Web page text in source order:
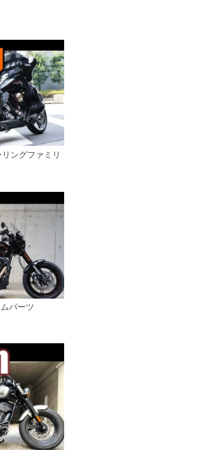
ングファミリ
パーツ